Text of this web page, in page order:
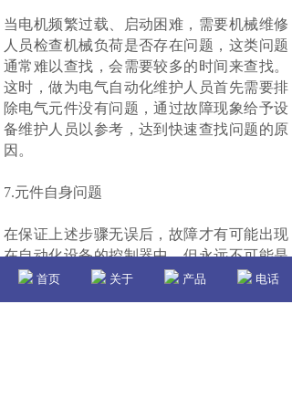
当电机频繁过载、启动困难，需要机械维修
人员检查机械负荷是否存在问题，这类问题
通常难以查找，会需要较多的时间来查找。
这时，做为电气自动化维护人员首先需要排
除电气元件没有问题，通过故障现象给予设
备维护人员以参考，达到快速查找问题的原
因。
7.元件自身问题
在保证上述步骤无误后，故障才有可能出现
在自动化设备的控制器中，但永远不可能是
程序问题。首先，不要肯定是控制器毁坏，
首页 关于 产品 电话